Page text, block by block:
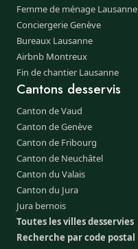
Femme de ménage Lausanne
Conciergerie Genève
Bureaux Lausanne
Airbnb Montreux
Fin de chantier Lausanne
Cantons desservis
Canton de Vaud
Canton de Genève
Canton de Fribourg
Canton de Neuchâtel
Canton du Valais
Canton du Jura
Jura bernois
Toutes les villes desservies
Recherche par code postal